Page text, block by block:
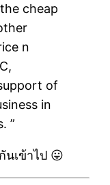
cheap
n
of
in
”
นเข้าไป 😛